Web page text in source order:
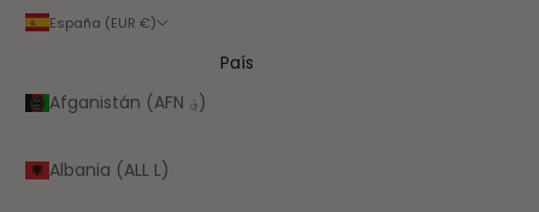
España (EUR €)
País
Afganistán (AFN ؋)
Albania (ALL L)